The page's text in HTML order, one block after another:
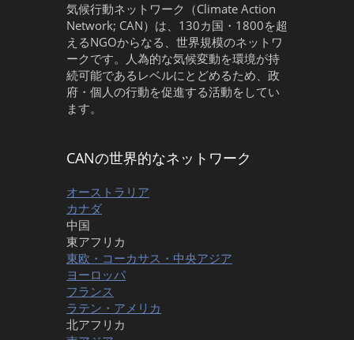
気候行動ネットワーク（Climate Action
Network; CAN）は、130カ国・1800を超
えるNGOからなる、世界規模のネットワ
ークです。人為的な気候変動を環境が持
続可能であるレベルにとどめるため、政
府・個人の行動を促進する活動をしてい
ます。
CANの世界的なネットワーク
オーストラリア
カナダ
中国
東アフリカ
東欧・コーカサス・中央アジア
ヨーロッパ
フランス
ラテン・アメリカ
北アフリカ